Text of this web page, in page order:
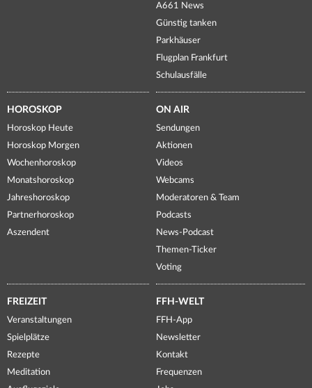
A661 News
Günstig tanken
Parkhäuser
Flugplan Frankfurt
Schulausfälle
HOROSKOP
Horoskop Heute
Horoskop Morgen
Wochenhoroskop
Monatshoroskop
Jahreshoroskop
Partnerhoroskop
Aszendent
ON AIR
Sendungen
Aktionen
Videos
Webcams
Moderatoren & Team
Podcasts
News-Podcast
Themen-Ticker
Voting
FREIZEIT
Veranstaltungen
Spielplätze
Rezepte
Meditation
FFH-WELT
FFH-App
Newsletter
Kontakt
Frequenzen